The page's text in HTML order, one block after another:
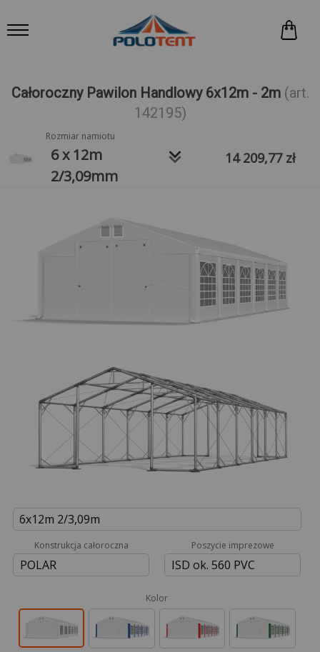
Całoroczny Pawilon Handlowy 6x12m - 2m (art.
142195)
Rozmiar namiotu
6 x 12m
2/3,09mm
keyboard_arrow_down 14 209,77 zł
6x12m 2/3,09m
Konstrukcja całoroczna
POLAR
Poszycie imprezowe
ISD ok. 560 PVC
Kolor